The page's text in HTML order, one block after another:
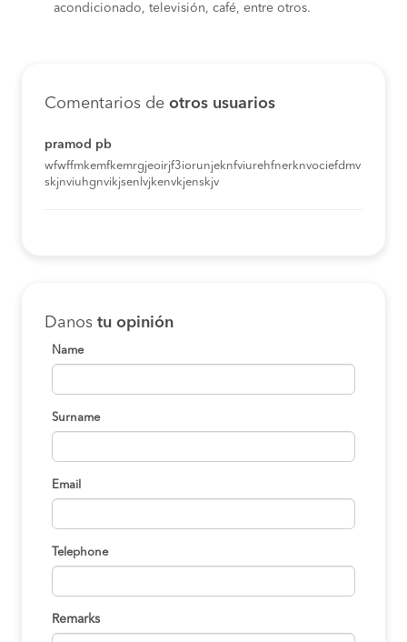
acondicionado, televisión, café, entre otros.
Comentarios de otros usuarios
pramod pb
wfwffmkemfkemrgjeoirjf3iorunjeknfviurehfnerknvociefdmv
skjnviuhgnvikjsenlvjkenvkjenskjv
Danos tu opinión
Name
Surname
Email
Telephone
Remarks